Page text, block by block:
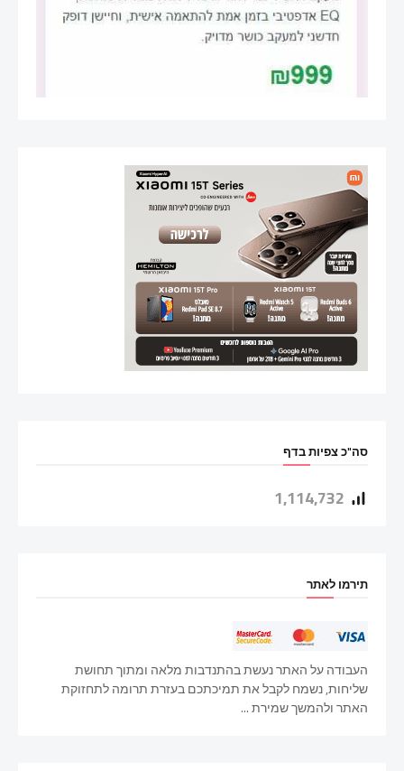
סה"כ צפיות בדף
1,114,732
תירמו לאתר
העבודה על האתר נעשת בהתנדבות מלאה ומתוך תחושת
שליחות, נשמח לקבל את תמיכתכם בעזרת תרומה לתחזוקת
האתר ולהמשך שמירת ...